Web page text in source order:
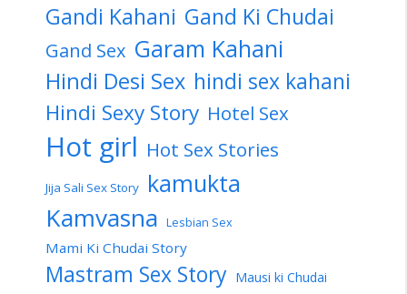
Gandi Kahani Gand Ki Chudai
Gand Sex Garam Kahani
Hindi Desi Sex hindi sex kahani
Hindi Sexy Story Hotel Sex
Hot girl Hot Sex Stories
Jija Sali Sex Story kamukta
Kamvasna Lesbian Sex
Mami Ki Chudai Story
Mastram Sex Story Mausi ki Chudai